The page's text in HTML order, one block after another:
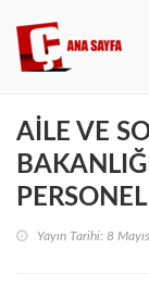
AİLE VE
Yayın Tarihi: 8